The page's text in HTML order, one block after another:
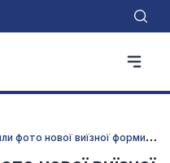
У
мережу злили фото нової виїзної форми збірної України з футболу: деталі та фото